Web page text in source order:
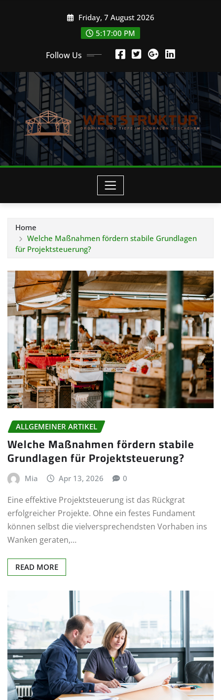
Friday, 7 August 2026
5:17:01 PM
Follow Us
Home
Welche Maßnahmen fördern stabile Grundlagen
für Projektsteuerung?
ALLGEMEINER ARTIKEL
Welche Maßnahmen fördern stabile
Grundlagen für Projektsteuerung?
Mia Apr 13, 2026 0
Eine effektive Projektsteuerung ist das Rückgrat
erfolgreicher Projekte. Ohne ein festes Fundament
können selbst die vielversprechendsten Vorhaben ins
Wanken geraten,…
READ MORE